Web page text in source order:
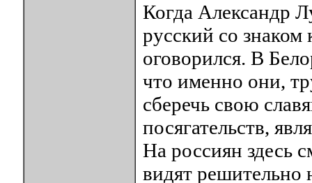
Когда Александр
русский со знаком
оговорился. В
что именно они,
сберечь свою
посягательств,
На россиян здесь
видят решительно